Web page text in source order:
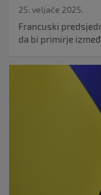
25. veljače 2025.
Francuski
da bi primirje